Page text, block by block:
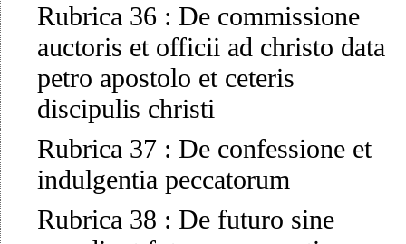
Rubrica 36 : De commissione
auctoris et officii ad christo data
petro apostolo et ceteris
discipulis christi
Rubrica 37 : De confessione et
indulgentia peccatorum
Rubrica 38 : De futuro sine